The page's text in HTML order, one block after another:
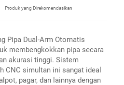
Produk yang Direkomendasikan
Pipa Dual-Arm Otomatis
membengkokkan pipa secara
akurasi tinggi. Sistem
CNC simultan ini sangat ideal
pagar, dan lainnya dengan